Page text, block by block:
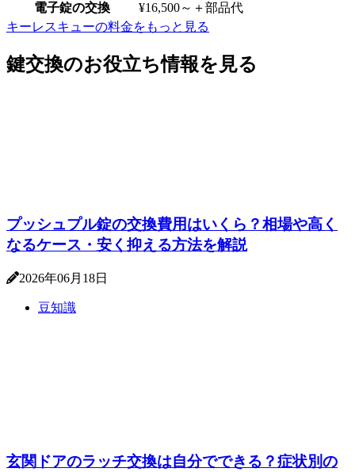
電子錠の交換 ¥16,500～ ＋部品代
キーレスキューの料金をもっと見る
鍵交換のお役立ち情報を見る
プッシュプル錠の交換費用はいくら？相場や高く
なるケース・安く抑える方法を解説
2026年06月18日
豆知識
玄関ドアのラッチ交換は自分でできる？症状別の